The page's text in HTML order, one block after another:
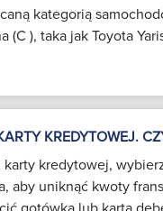
kategorią
(C ), taka jak Toyota
KREDYTOWEJ.
karty kredytowej,
aby uniknąć kwoty